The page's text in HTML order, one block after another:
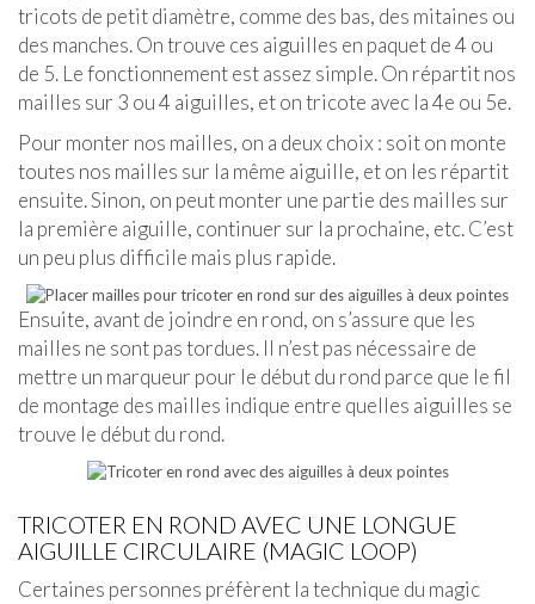
tricots de petit diamètre, comme des bas, des mitaines ou
des manches. On trouve ces aiguilles en paquet de 4 ou
de 5. Le fonctionnement est assez simple. On répartit nos
mailles sur 3 ou 4 aiguilles, et on tricote avec la 4e ou 5e.
Pour monter nos mailles, on a deux choix : soit on monte
toutes nos mailles sur la même aiguille, et on les répartit
ensuite. Sinon, on peut monter une partie des mailles sur
la première aiguille, continuer sur la prochaine, etc. C’est
un peu plus difficile mais plus rapide.
Ensuite, avant de joindre en rond, on s’assure que les
mailles ne sont pas tordues. Il n’est pas nécessaire de
mettre un marqueur pour le début du rond parce que le fil
de montage des mailles indique entre quelles aiguilles se
trouve le début du rond.
TRICOTER EN ROND AVEC UNE LONGUE
AIGUILLE CIRCULAIRE (MAGIC LOOP)
Certaines personnes préfèrent la technique du magic